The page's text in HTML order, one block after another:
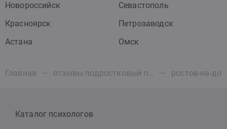
Новороссийск
Севастополь
Красноярск
Петрозаводск
Астана
Омск
Главная отзывы подростковый психолог ростов-на-
Каталог психологов